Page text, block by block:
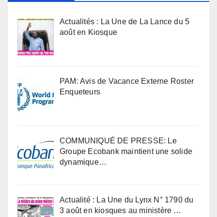
Actualités : La Une de La Lance du 5
août en Kiosque
PAM: Avis de Vacance Externe Roster
Enqueteurs
COMMUNIQUÉ DE PRESSE: Le
Groupe Ecobank maintient une solide
dynamique…
Actualité : La Une du Lynx N° 1790 du
3 août en kiosques au ministère …